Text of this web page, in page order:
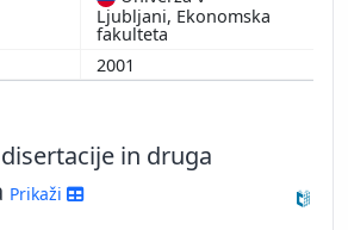
Ljubljani, Ekonomska
fakulteta
2001
in druga
Prikaži